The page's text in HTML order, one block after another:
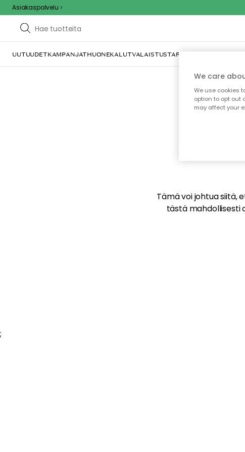
Asiakaspalvelu
UUTUUDETKAMPANJATHUONEKALUTVALAISTUSTARJOILU JA KATTAUS
Tämä voi johtua siitä,
tästä mahdollisesti
;
We care
We use cookies
option to opt out
may affect your